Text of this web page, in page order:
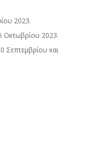
2023.
Οκτωβρίου 2023.
και